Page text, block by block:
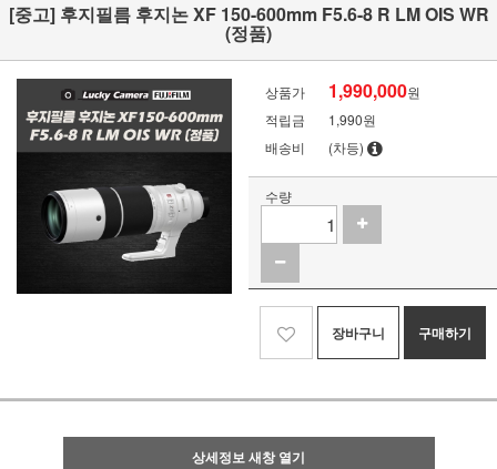
[중고] 후지필름 후지논 XF 150-600mm F5.6-8 R LM OIS WR
(정품)
상품가 1,990,000원
적립금
1,990원
배송비
(차등)
수량
장바구니 구매하기
상세정보 새창 열기